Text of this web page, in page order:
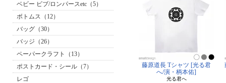
ベビー ビブ/ロンパースetc（5）
ボトムス（12）
バッグ（30）
バッジ（26）
ペーパークラフト（13）
ポストカード・シール（7）
レゴ
藤原道長 Tシャツ [光る君
へ/演・柄本佑]
光る君へ